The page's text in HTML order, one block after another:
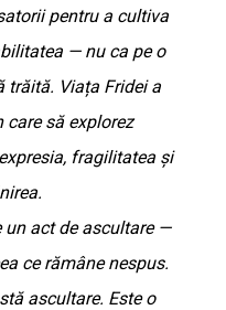
pentru a cultiva
— nu ca pe o
trăită. Viața Fridei a
să explorez
fragilitatea și
un act de ascultare —
ce rămâne nespus.
ascultare. Este o